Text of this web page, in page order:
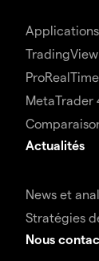
TradingView
ProRealTime
MetaTrader
Actualités
News et
Stratégies
Nous